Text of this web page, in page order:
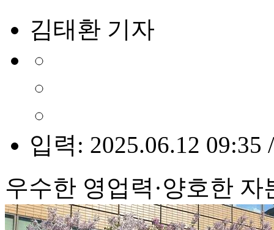
김태환 기자
입력: 2025.06.12 09:35
우수한 영업력·양호한